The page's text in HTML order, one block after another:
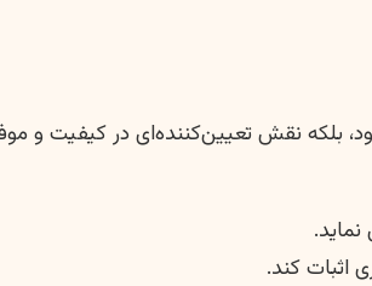
بلکه نقش تعیین‌کننده‌ای در کیفیت
اثبات کند.